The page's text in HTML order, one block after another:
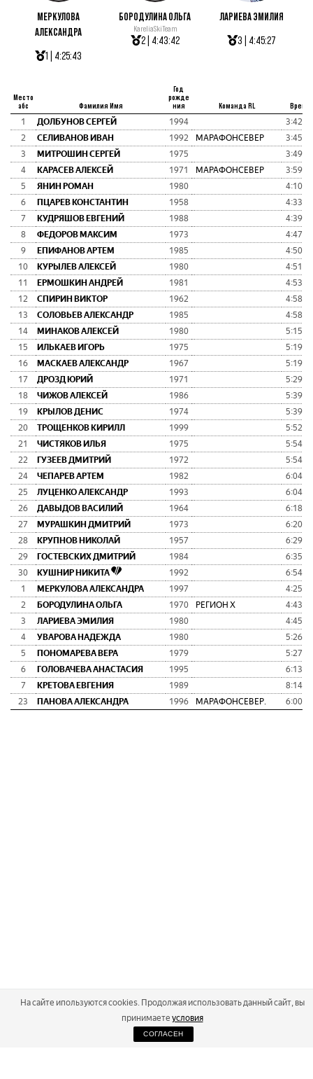
МЕРКУЛОВА
АЛЕКСАНДРА
1 | 4:25:43
БОРОДУЛИНА ОЛЬГА
KareliaSkiTeam
2 | 4:43:42
ЛАРИЕВА ЭМИЛИЯ
3 | 4:45:27
Место
абс
Фамилия Имя
Год
рожде
ния
Команда RL Время
1 ДОЛБУНОВ СЕРГЕЙ 1994
2
СЕЛИВАНОВ ИВАН 1992 МАРАФОНСЕВЕР
3
МИТРОШИН СЕРГЕЙ 1975
4
КАРАСЕВ АЛЕКСЕЙ 1971 МАРАФОНСЕВЕР
5
ЯНИН РОМАН 1980
6
ПЦАРЕВ КОНСТАНТИН 1958
7
КУДРЯШОВ ЕВГЕНИЙ 1988
8
ФЕДОРОВ МАКСИМ 1973
9
ЕПИФАНОВ АРТЕМ 1985
10
КУРЫЛЕВ АЛЕКСЕЙ 1980
11
ЕРМОШКИН АНДРЕЙ 1981
12
СПИРИН ВИКТОР 1962
13
СОЛОВЬЕВ АЛЕКСАНДР 1985
14
МИНАКОВ АЛЕКСЕЙ 1980
15
ИЛЬКАЕВ ИГОРЬ 1975
16
МАСКАЕВ АЛЕКСАНДР 1967
17
ДРОЗД ЮРИЙ 1971
18
ЧИЖОВ АЛЕКСЕЙ 1986
19
КРЫЛОВ ДЕНИС 1974
20
ТРОЩЕНКОВ КИРИЛЛ 1999
21
ЧИСТЯКОВ ИЛЬЯ 1975
22
ГУЗЕЕВ ДМИТРИЙ 1972
24
ЧЕПАРЕВ АРТЕМ 1982
25
ЛУЦЕНКО АЛЕКСАНДР 1993
26
ДАВЫДОВ ВАСИЛИЙ 1964
27
МУРАШКИН ДМИТРИЙ 1973
28
КРУПНОВ НИКОЛАЙ 1957
29
ГОСТЕВСКИХ ДМИТРИЙ 1984
30
КУШНИР НИКИТА 1992
1
МЕРКУЛОВА АЛЕКСАНДРА 1997
2
БОРОДУЛИНА ОЛЬГА 1970 РЕГИОН Х
3
ЛАРИЕВА ЭМИЛИЯ 1980
4
УВАРОВА НАДЕЖДА 1980
5
ПОНОМАРЕВА ВЕРА 1979
6
ГОЛОВАЧЕВА АНАСТАСИЯ 1995
7
КРЕТОВА ЕВГЕНИЯ 1989
23
ПАНОВА АЛЕКСАНДРА 1996 МАРАФОНСЕВЕР.
2026
На сайте ипользуются cookies. Продолжая использовать данный сайт, вы
принимаете условия
СОГЛАСЕН